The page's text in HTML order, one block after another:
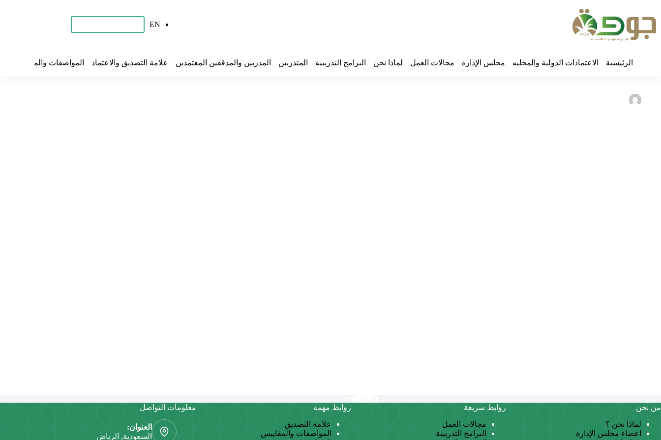
المحتوى
EN
الرئيسية الاعتمادات الدولية والمحليه مجلس الإدارة مجالات العمل لماذا نحن البرامج التدريبية المتدربين المدربين والمدققين المعتمدين علامة التصديق والاعتماد المواصفات والمقاييس
من نحن
لماذا نحن ؟
اعضاء مجلس الإدارة
روابط سريعة
مجالات العمل
البرامج التدريبية
روابط مهمة
علامة التصديق
المواصفات والمقاييس
معلومات التواصل
العنوان:
السعودية, الرياض